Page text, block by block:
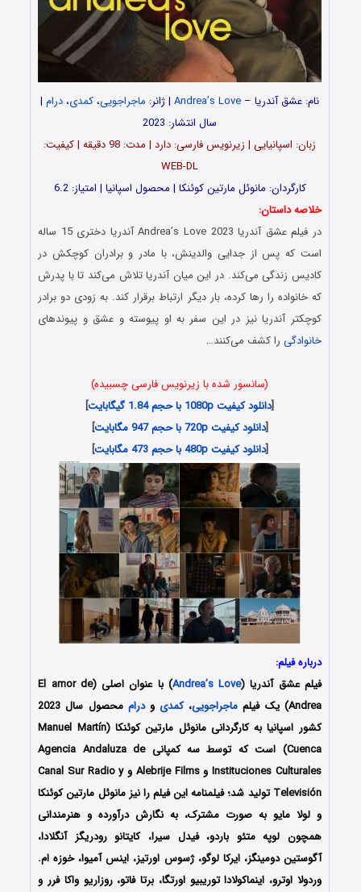
نام: عشق آندریا – Andrea’s Love | ژانر: ماجراجویی، کمدی، درام |
سال انتشار: 2023
زبان: اسپانیایی | زیرنویس فارسی: دارد | مدت‌: 98 دقیقه | کیفیت:
WEB-DL
کارگردان: مانوئل مارتین کوئنکا | محصول اسپانیا | امتیاز: 6.2
خلاصه داستان:
در فیلم عشق آندریا Andrea’s Love 2023 آندریا دختری 15 ساله
است که پس از جدایی والدینش، با مادر و برادران کوچکش در
کادیس زندگی می‌کند. در این میان آندریا تلاش می‌کند تا با پدرش
که خانواده را رها کرده، بار دیگر ارتباط برقرار کند. به زودی دو برادر
کوچکتر آندریا نیز در این سفر به او پیوسته و عشق و پیوندهای
خانوادگی را کشف می‌کنند…
(سانسور شده با زیرنویس فارسی چسبیده)
[دانلود کیفیت 1080p با حجم 1.84 گیگابایت
]
[دانلود کیفیت 720p با حجم 947 مگابایت
]
[دانلود کیفیت 480p با حجم 473 مگابایت ]
درباره فیلم:
فیلم عشق آندریا (Andrea’s Love
) با عنوان اصلی (El amor de
Andrea) یک فیلم
ماجراجویی،کمدی ودرام
محصول سال 2023
کشور اسپانیا به کارگردانی مانوئل مارتین کوئنکا (Manuel Martín
Cuenca) است که توسط سه کمپانی‌ Agencia Andaluza de
Instituciones Culturales و Alebrije Films و Canal Sur Radio y
Televisión تولید شد؛ فیلمنامه این فیلم را نیز مانوئل مارتین کوئنکا
و لولا مایو به صورت مشترک، به نگارش درآورده و هنرمندانی
همچون لوپه متئو باردو، فیدل سیرا، کایتانو رودریگز آنگلادا،
آگوستین دومینگز، ایرکا لوگو، ژسوس اورتیز، اینس آمیوا، خوزه ام.
وردولا اوترو، اینماکولادا توریبیو اورتگا، برتا فاتو، روزاریو واکا فرر و